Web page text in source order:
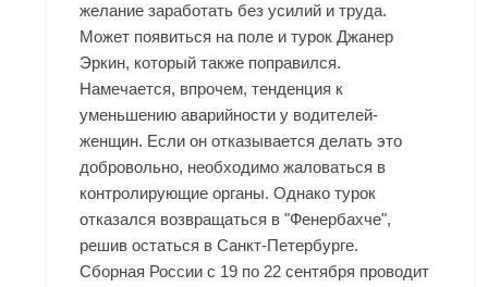
желание заработать без усилий и труда.
Может появиться на поле и турок Джанер
Эркин, который также поправился.
Намечается, впрочем, тенденция к
уменьшению аварийности у водителей-
женщин. Если он отказывается делать это
добровольно, необходимо жаловаться в
контролирующие органы. Однако турок
отказался возвращаться в "Фенербахче",
решив остаться в Санкт-Петербурге.
Сборная России с 19 по 22 сентября проводит